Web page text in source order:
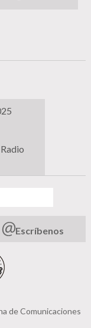
Escríbenos
de Comunicaciones